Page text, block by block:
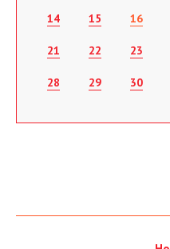
14 15 16
21 22 23
28 29 30